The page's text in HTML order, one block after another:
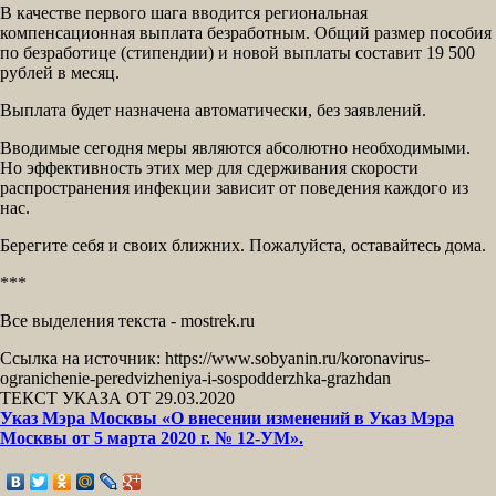
В качестве первого шага вводится региональная
компенсационная выплата безработным. Общий размер пособия
по безработице (стипендии) и новой выплаты составит 19 500
рублей в месяц.
Выплата будет назначена автоматически, без заявлений.
Вводимые сегодня меры являются абсолютно необходимыми.
Но эффективность этих мер для сдерживания скорости
распространения инфекции зависит от поведения каждого из
нас.
Берегите себя и своих ближних. Пожалуйста, оставайтесь дома.
***
Все выделения текста - mostrek.ru
Ссылка на источник: https://www.sobyanin.ru/koronavirus-
ogranichenie-peredvizheniya-i-sospodderzhka-grazhdan
ТЕКСТ УКАЗА ОТ 29.03.2020
Указ Мэра Москвы «О внесении изменений в Указ Мэра
Москвы от 5 марта 2020 г. № 12-УМ».